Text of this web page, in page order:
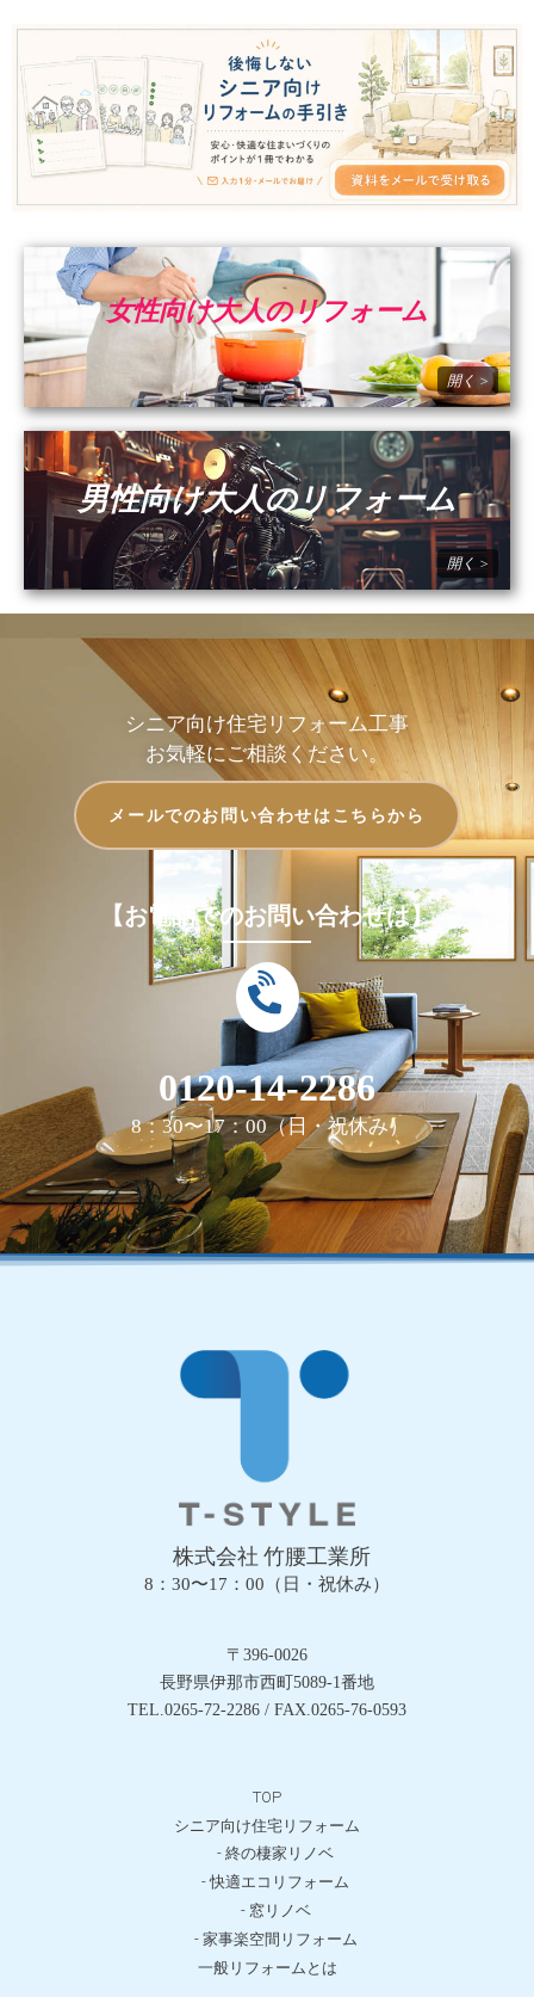
女性向け大人のリフォーム
男性向け大人のリフォーム
シニア向け住宅リフォーム工事
お気軽にご相談ください。
メールでのお問い合わせはこちらから
【お電話でのお問い合わせは】
0120-14-2286
8：30〜17：00（日・祝休み）
株式会社 竹腰工業所
8：30〜17：00（日・祝休み）
〒396-0026
長野県伊那市西町5089-1番地
TEL.0265-72-2286 / FAX.0265-76-0593
TOP
シニア向け住宅リフォーム
- 終の棲家リノベ
- 快適エコリフォーム
- 窓リノベ
- 家事楽空間リフォーム
一般リフォームとは